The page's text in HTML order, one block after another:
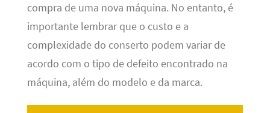
compra de uma nova máquina. No entanto, é
importante lembrar que o custo e a
complexidade do conserto podem variar de
acordo com o tipo de defeito encontrado na
máquina, além do modelo e da marca.